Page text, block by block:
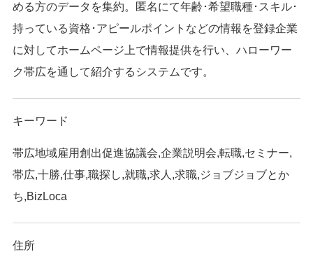
める方のデータを集約。匿名にて年齢･希望職種･スキル･
持っている資格･アピールポイントなどの情報を登録企業
に対してホームページ上で情報提供を行い、ハローワー
ク帯広を通して紹介するシステムです。
キーワード
帯広地域雇用創出促進協議会,企業説明会,転職,セミナー,
帯広,十勝,仕事,職探し,就職,求人,求職,ジョブジョブとか
ち,BizLoca
住所